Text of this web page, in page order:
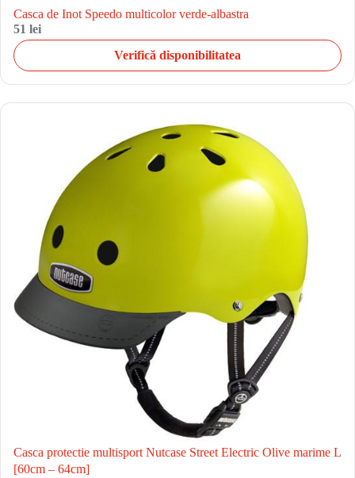
Casca de Inot Speedo multicolor verde-albastra
51 lei
Verifică disponibilitatea
Casca protectie multisport Nutcase Street Electric Olive marime L
[60cm – 64cm]